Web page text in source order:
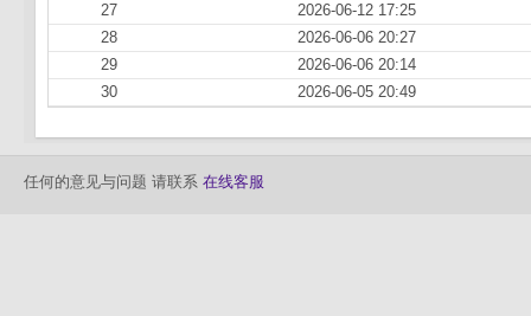
27
2026-06-12 17:25
28
2026-06-06 20:27
29
2026-06-06 20:14
30
2026-06-05 20:49
任何的意见与问题 请联系 在线客服